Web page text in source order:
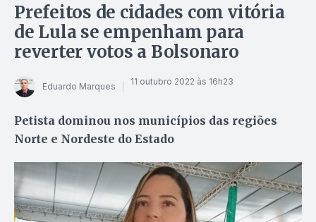
Prefeitos de cidades com vitória
de Lula se empenham para
reverter votos a Bolsonaro
Eduardo Marques 11 outubro 2022 às 16h23
Petista dominou nos municípios das regiões
Norte e Nordeste do Estado